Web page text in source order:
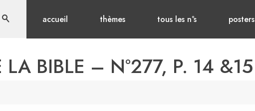
accueil thèmes tous les n°s posters
LA BIBLE – N°277, P. 14 &15